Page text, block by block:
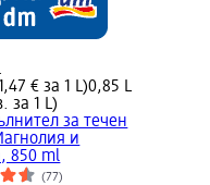
€ за 1 L)0,85 L
за 1 L)
за течен
и
850 ml
(77)